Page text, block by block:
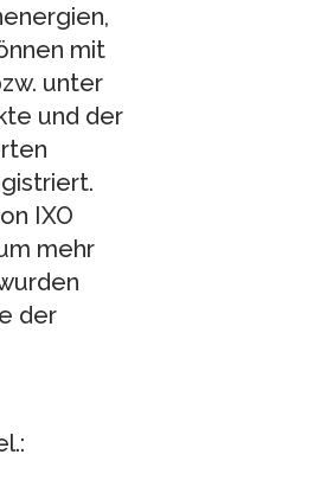
mit
unter
und der
IXO
mehr
der